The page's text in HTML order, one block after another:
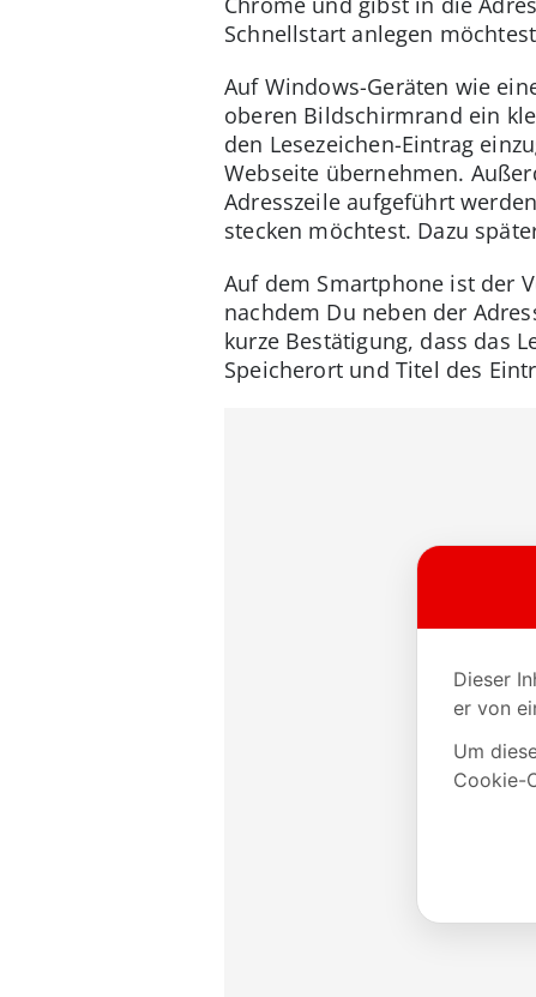
Schnellstart anlegen
Auf Windows-Geräten wie
oberen Bildschirmrand ein
den Lesezeichen-Eintrag
Webseite übernehmen.
Adresszeile aufgeführt
stecken möchtest. Dazu
Auf dem Smartphone ist der
nachdem Du neben der
kurze Bestätigung, dass das
Speicherort und Titel des